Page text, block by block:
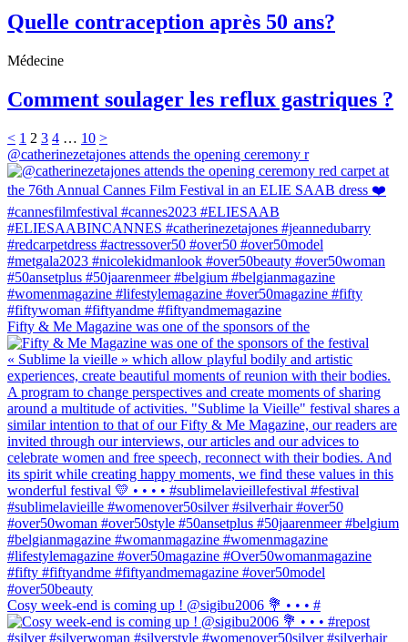
Quelle contraception après 50 ans?
Médecine
Comment soulager les reflux gastriques ?
< 1 2 3 4 … 10 >
@catherinezetajones attends the opening ceremony r
Fifty & Me Magazine was one of the sponsors of the
Cosy week-end is coming up ! @sigibu2006 💐 • • • #